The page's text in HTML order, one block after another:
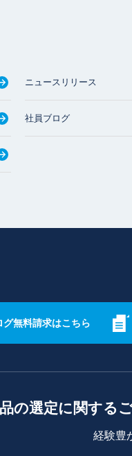
ニュースリリース
社員ブログ
グ無料請求はこちら
の選定に関する
経験豊